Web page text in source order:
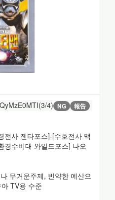
4) NG 報告
전사 젠타포스]-[수호전사 맥
경수비대 와일드포스] 나오
무거운주제, 빈약한 예산으
TV용 수준